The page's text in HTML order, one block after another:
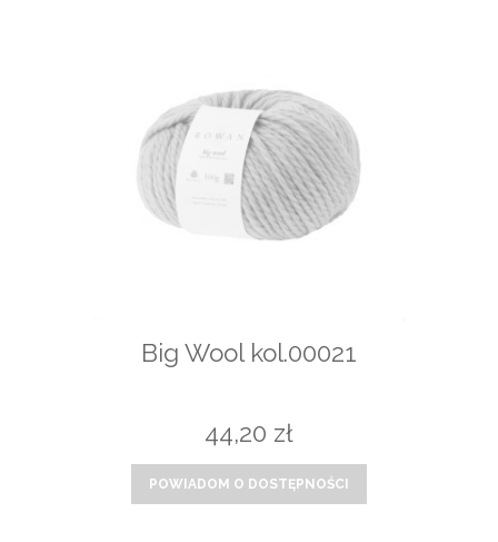
Big Wool kol.00021
44,20 zł
POWIADOM O DOSTĘPNOŚCI